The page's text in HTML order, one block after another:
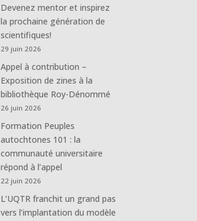
Devenez mentor et inspirez
la prochaine génération de
scientifiques!
29 juin 2026
Appel à contribution –
Exposition de zines à la
bibliothèque Roy-Dénommé
26 juin 2026
Formation Peuples
autochtones 101 : la
communauté universitaire
répond à l’appel
22 juin 2026
L’UQTR franchit un grand pas
vers l’implantation du modèle